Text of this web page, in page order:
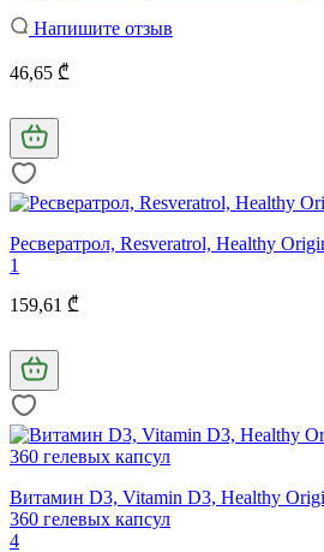
Напишите отзыв
46,65 ₾
Ресвератрол, Resveratrol, Healthy
1
159,61 ₾
Витамин D3, Vitamin D3, Healthy
360 гелевых капсул
4